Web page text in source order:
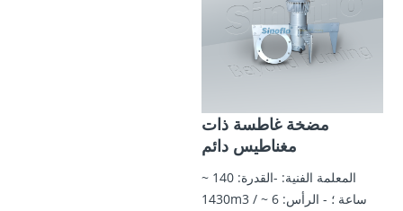
مضخة غاطسة ذات
مغناطيس دائم
المعلمة الفنية: -القدرة: 140 ~
1430m3 / ساعة ؛ - الرأس: 6 ~